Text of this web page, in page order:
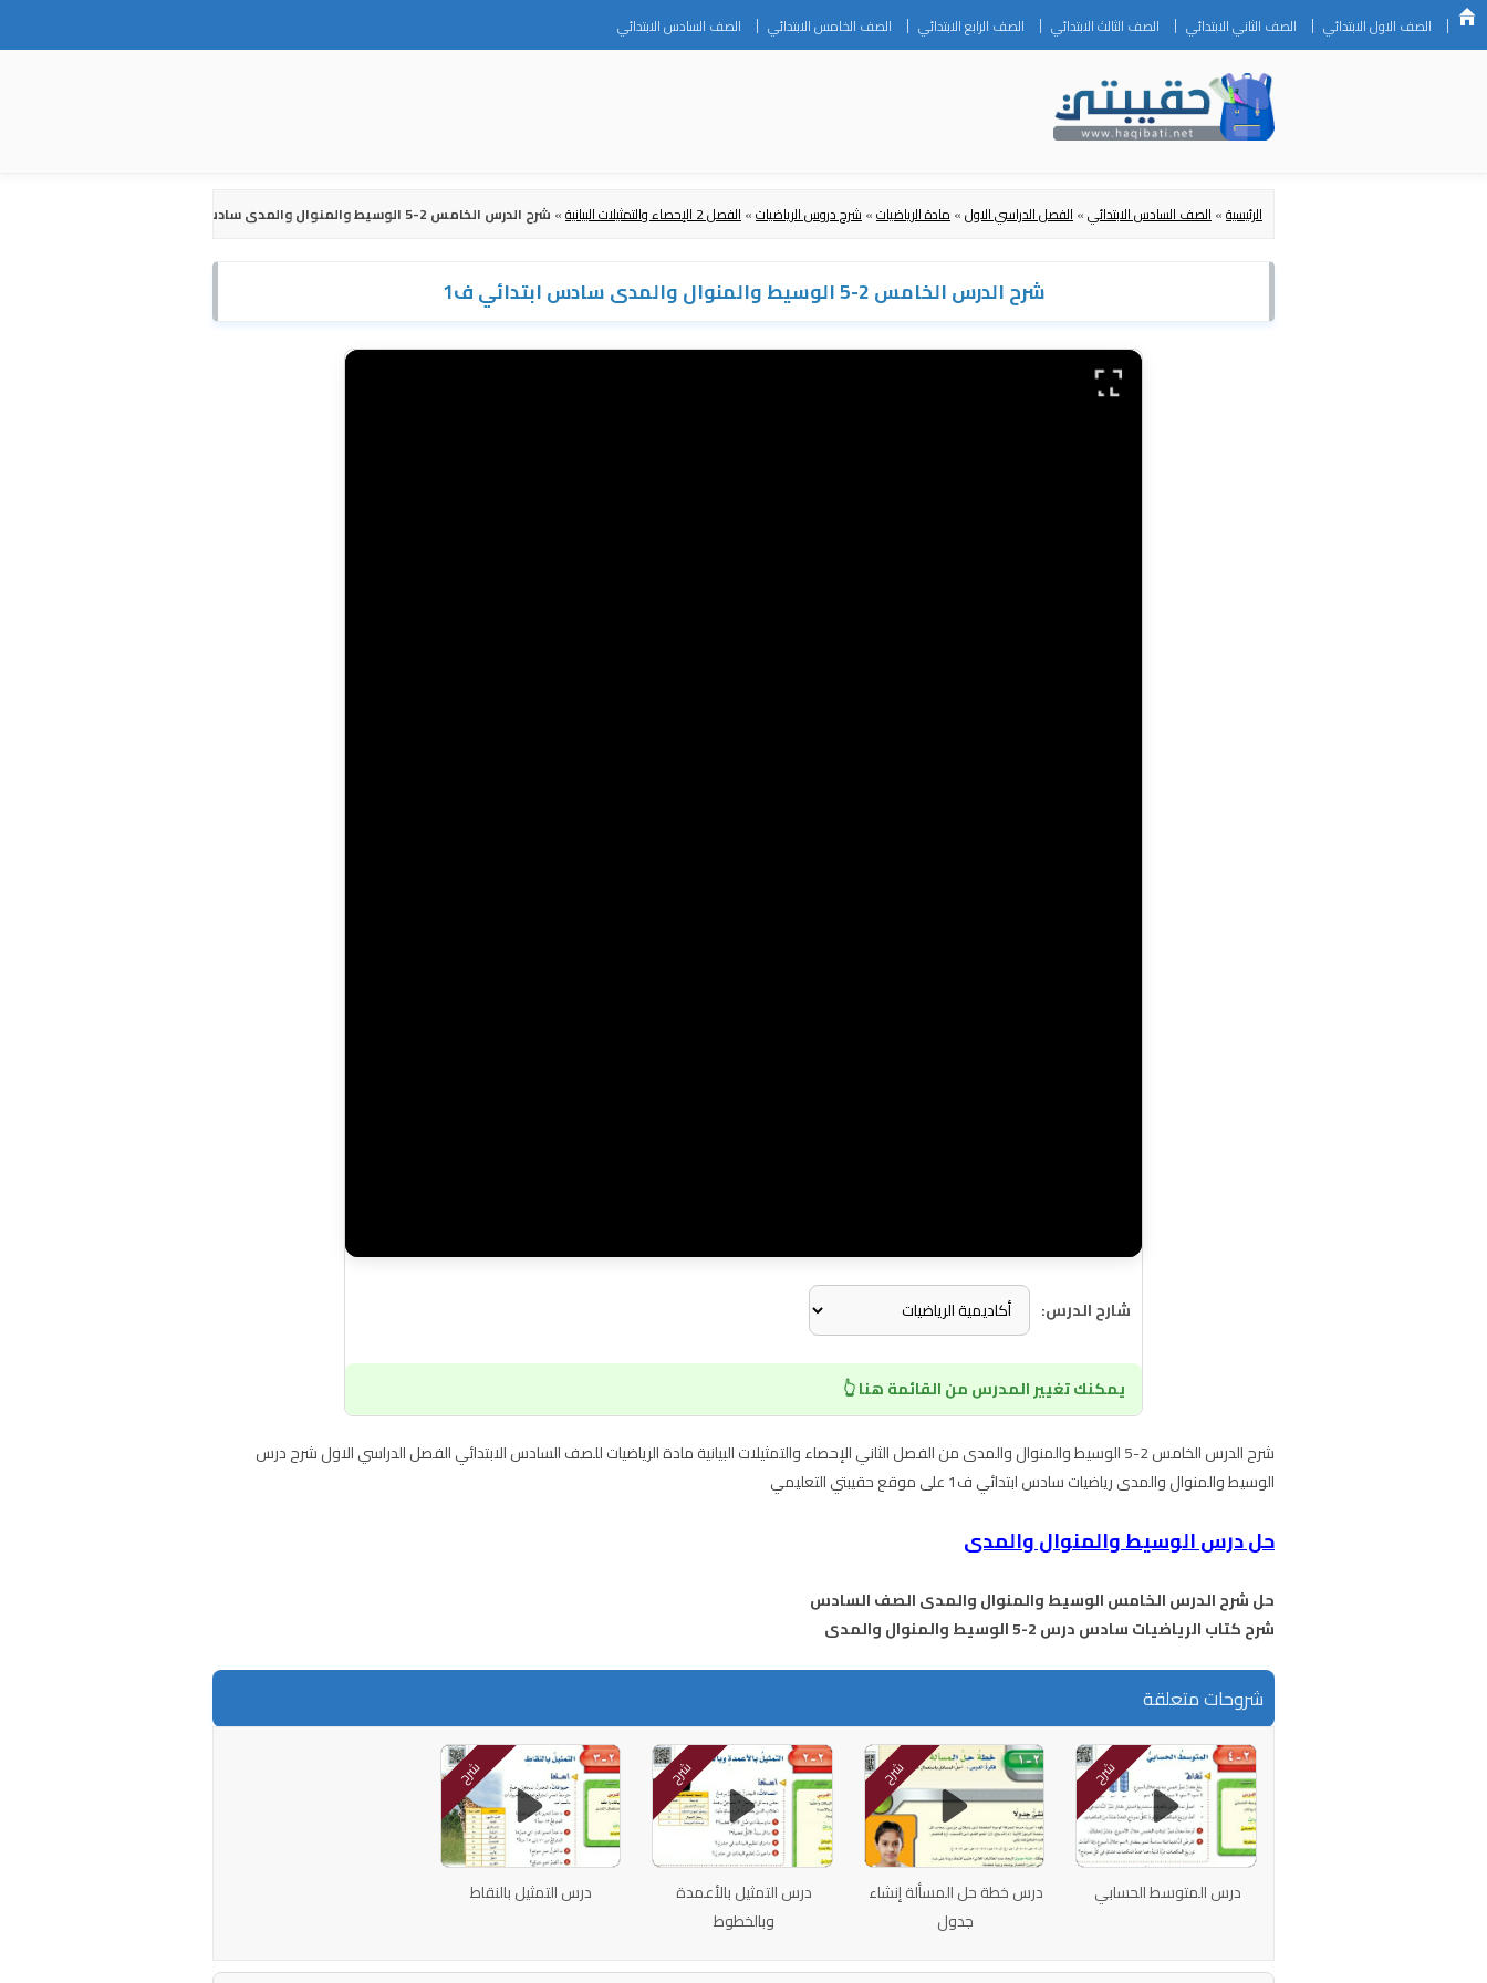
Skip
to
الصف الاول الابتدائي الصف الثاني الابتدائي الصف الثالث الابتدائي الصف الرابع الابتدائي الصف الخامس الابتدائي الصف السادس الابتدائي
الرئيسية»الصف السادس الابتدائي»الفصل الدراسي الاول»مادة الرياضيات»شرح دروس الرياضيات»الفصل 2 الإحصاء والتمثيلات البيانية » شرح الدرس الخامس 2-5 الوسيط والمنوال والمدى سادس ابتدائي ف1
شرح الدرس الخامس 2-5 الوسيط والمنوال والمدى سادس ابتدائي ف1
شارح الدرس:
يمكنك تغيير المدرس من القائمة هنا 👆
شرح الدرس الخامس 2-5 الوسيط والمنوال والمدى من الفصل الثاني الإحصاء والتمثيلات البيانية مادة الرياضيات للصف السادس الابتدائي الفصل الدراسي الاول شرح درس
الوسيط والمنوال والمدى رياضيات سادس ابتدائي ف1 على موقع حقيبتي التعليمي
حل درس الوسيط والمنوال والمدى
حل شرح الدرس الخامس الوسيط والمنوال والمدى الصف السادس
شرح كتاب الرياضيات سادس درس 2-5 الوسيط والمنوال والمدى
شروحات متعلقة
شرح
درس المتوسط الحسابي
شرح
درس خطة حل المسألة إنشاء
جدول
شرح
درس التمثيل بالأعمدة
وبالخطوط
شرح
درس التمثيل بالنقاط